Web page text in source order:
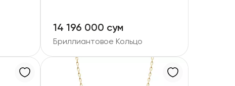
14 196 000 сум
Бриллиантовое Кольцо